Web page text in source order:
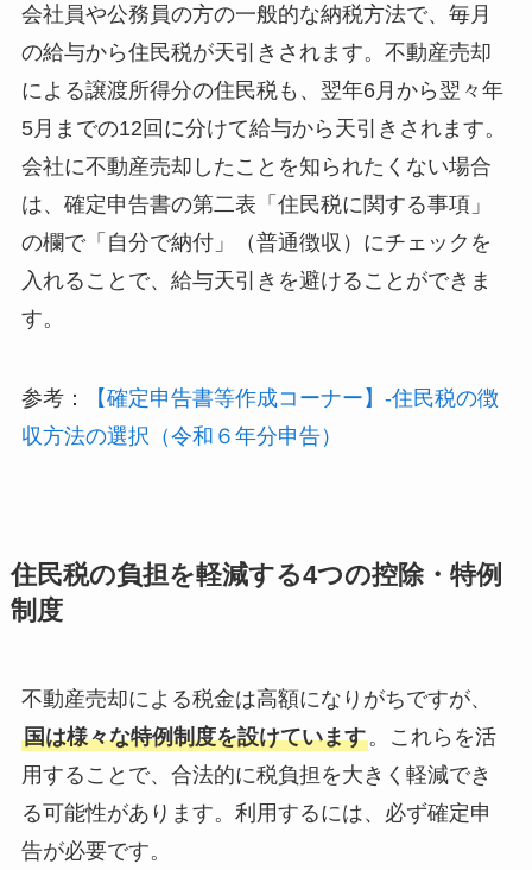
会社員や公務員の方の一般的な納税方法で、毎月
の給与から住民税が天引きされます。不動産売却
による譲渡所得分の住民税も、翌年6月から翌々年
5月までの12回に分けて給与から天引きされます。
会社に不動産売却したことを知られたくない場合
は、確定申告書の第二表「住民税に関する事項」
の欄で「自分で納付」（普通徴収）にチェックを
入れることで、給与天引きを避けることができま
す。
参考：
【確定申告書等作成コーナー】-住民税の徴
収方法の選択（令和６年分申告）
住民税の負担を軽減する4つの控除・特例
制度
不動産売却による税金は高額になりがちですが、
国は様々な特例制度を設けています。これらを活
用することで、合法的に税負担を大きく軽減でき
る可能性があります。利用するには、必ず確定申
告が必要です。